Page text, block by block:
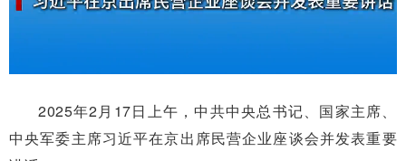
2025年2月17日上午，中共中央总书记、国家主席、
中央军委主席习近平在京出席民营企业座谈会并发表重要